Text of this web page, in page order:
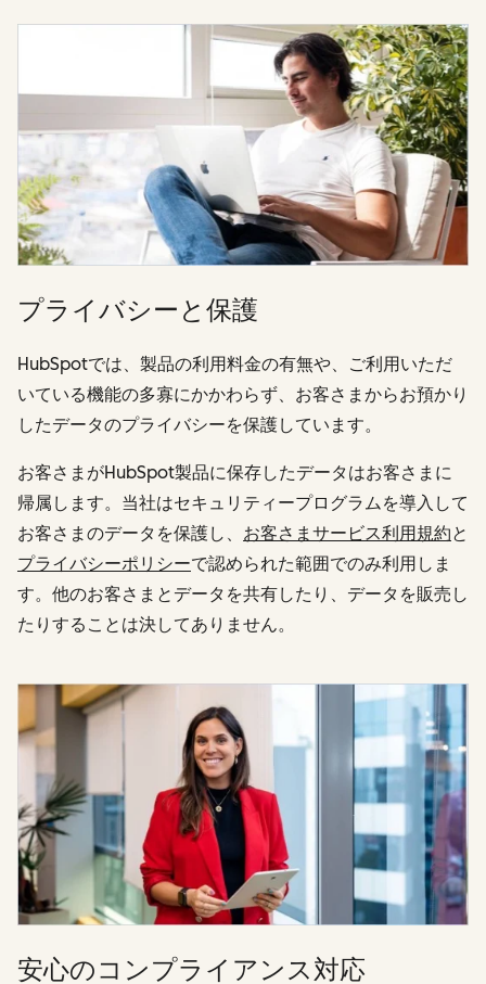
プライバシーと保護
HubSpotでは、製品の利用料金の有無や、ご利用いただ
いている機能の多寡にかかわらず、お客さまからお預かり
したデータのプライバシーを保護しています。
お客さまがHubSpot製品に保存したデータはお客さまに
帰属します。当社はセキュリティープログラムを導入して
お客さまのデータを保護し、 お客さまサービス利用規約と
プライバシーポリシーで認められた範囲でのみ利用しま
す。他のお客さまとデータを共有したり、データを販売し
たりすることは決してありません。
安心のコンプライアンス対応